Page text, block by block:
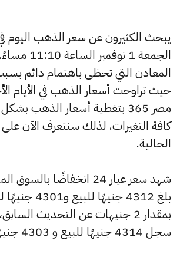
يبحث الكثيرون عن سعر الذهب اليوم
الجمعة 1
المعادن التي تحظى باهتمام دائم
حيث تراوحت أسعار الذهب في الأيام
مصر 365 بتغطية أسعار الذهب
كافة التغيرات، لذلك سنتعرف الآن
الحالية.
شهد سعر عيار 24 انخفاضًا
بلغ 4312
بمقدار 2 جنيهات عن التحديث
سجل 4314 جنيهًا للبيع و 4303 جنيهًا للشراء.